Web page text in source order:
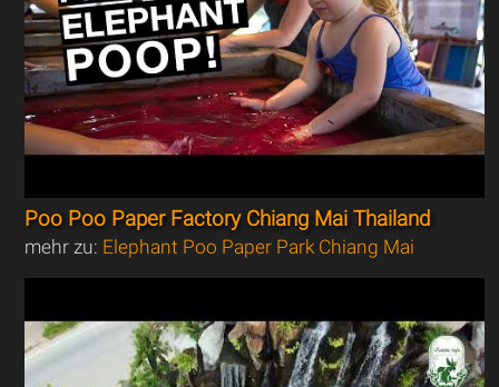
Poo Poo Paper Factory Chiang Mai Thailand
mehr zu: Elephant Poo Paper Park Chiang Mai